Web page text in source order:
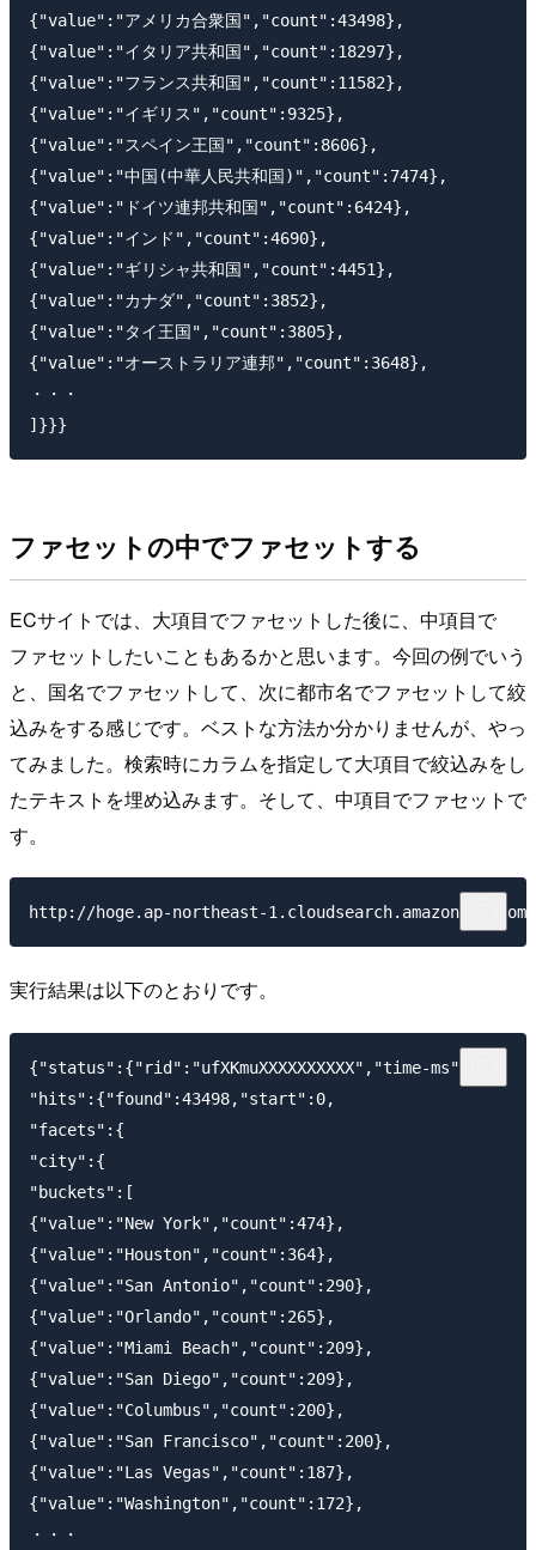
{"value":"アメリカ合衆国","count":43498},
{"value":"イタリア共和国","count":18297},
{"value":"フランス共和国","count":11582},
{"value":"イギリス","count":9325},
{"value":"スペイン王国","count":8606},
{"value":"中国(中華人民共和国)","count":7474},
{"value":"ドイツ連邦共和国","count":6424},
{"value":"インド","count":4690},
{"value":"ギリシャ共和国","count":4451},
{"value":"カナダ","count":3852},
{"value":"タイ王国","count":3805},
{"value":"オーストラリア連邦","count":3648},
・・・
ファセットの中でファセットする
ECサイトでは、大項目でファセットした後に、中項目で
ファセットしたいこともあるかと思います。今回の例でいう
と、国名でファセットして、次に都市名でファセットして絞
込みをする感じです。ベストな方法か分かりませんが、やっ
てみました。検索時にカラムを指定して大項目で絞込みをし
たテキストを埋め込みます。そして、中項目でファセットで
す。
実行結果は以下のとおりです。
{"status":{"rid":"ufXKmuXXXXXXXXXX","time-ms":97},
"hits":{"found":43498,"start":0,
"facets":{
"city":{
"buckets":[
{"value":"New York","count":474},
{"value":"Houston","count":364},
{"value":"San Antonio","count":290},
{"value":"Orlando","count":265},
{"value":"Miami Beach","count":209},
{"value":"San Diego","count":209},
{"value":"Columbus","count":200},
{"value":"San Francisco","count":200},
{"value":"Las Vegas","count":187},
{"value":"Washington","count":172},
・・・